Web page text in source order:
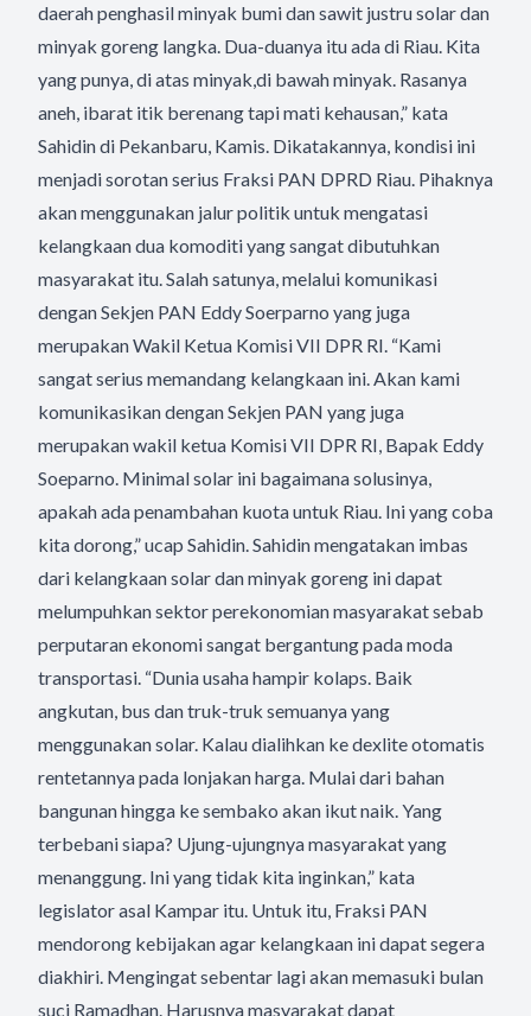
daerah penghasil minyak bumi dan sawit justru solar dan
minyak goreng langka. Dua-duanya itu ada di Riau. Kita
yang punya, di atas minyak,di bawah minyak. Rasanya
aneh, ibarat itik berenang tapi mati kehausan,” kata
Sahidin di Pekanbaru, Kamis. Dikatakannya, kondisi ini
menjadi sorotan serius Fraksi PAN DPRD Riau. Pihaknya
akan menggunakan jalur politik untuk mengatasi
kelangkaan dua komoditi yang sangat dibutuhkan
masyarakat itu. Salah satunya, melalui komunikasi
dengan Sekjen PAN Eddy Soerparno yang juga
merupakan Wakil Ketua Komisi VII DPR RI. “Kami
sangat serius memandang kelangkaan ini. Akan kami
komunikasikan dengan Sekjen PAN yang juga
merupakan wakil ketua Komisi VII DPR RI, Bapak Eddy
Soeparno. Minimal solar ini bagaimana solusinya,
apakah ada penambahan kuota untuk Riau. Ini yang coba
kita dorong,” ucap Sahidin. Sahidin mengatakan imbas
dari kelangkaan solar dan minyak goreng ini dapat
melumpuhkan sektor perekonomian masyarakat sebab
perputaran ekonomi sangat bergantung pada moda
transportasi. “Dunia usaha hampir kolaps. Baik
angkutan, bus dan truk-truk semuanya yang
menggunakan solar. Kalau dialihkan ke dexlite otomatis
rentetannya pada lonjakan harga. Mulai dari bahan
bangunan hingga ke sembako akan ikut naik. Yang
terbebani siapa? Ujung-ujungnya masyarakat yang
menanggung. Ini yang tidak kita inginkan,” kata
legislator asal Kampar itu. Untuk itu, Fraksi PAN
mendorong kebijakan agar kelangkaan ini dapat segera
diakhiri. Mengingat sebentar lagi akan memasuki bulan
suci Ramadhan. Harusnya masyarakat dapat